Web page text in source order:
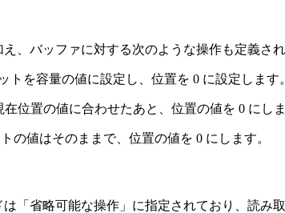
、バッファに対する次のような操作も定義され
を容量の値に設定し、位置を 0 に設定します。
位置の値に合わせたあと、位置の値を 0 にしま
値はそのままで、位置の値を 0 にします。
「省略可能な操作」に指定されており、読み